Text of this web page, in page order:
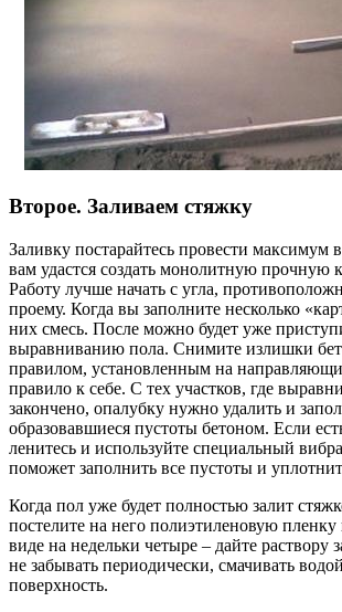
Второе. Заливаем стяжку
Заливку постарайтесь провести максимум
вам удастся создать монолитную прочную
Работу лучше начать с угла,
проему. Когда вы заполните несколько
них смесь. После можно будет уже
выравниванию пола. Снимите излишки
правилом, установленным на
правило к себе. С тех участков, где
закончено, опалубку нужно удалить и
образовавшиеся пустоты бетоном. Если
ленитесь и используйте специальный
поможет заполнить все пустоты и
Когда пол уже будет полностью залит
постелите на него полиэтиленовую пленку
виде на недельки четыре – дайте раствору
не забывать периодически, смачивать
поверхность.